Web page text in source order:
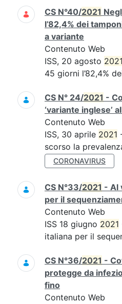
CS N°40/2021
l’82,4% dei
a variante
Contenuto Web
ISS, 20 agosto 2021
45 giorni l’82,4%
CS N° 24/2021 -
‘variante inglese’
Contenuto Web
ISS, 30 aprile 2021
scorso la
CORONAVIRUS
CS N°33/2021 - Al
per il
Contenuto Web
ISS 18 giugno 2021
italiana per il
CS N°36/2021 -
protegge da
fino
Contenuto Web